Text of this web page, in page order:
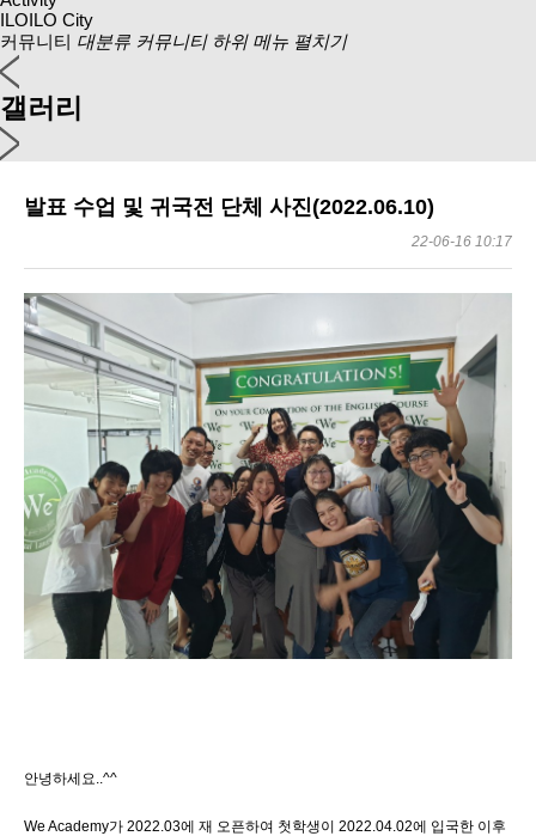
ILOILO City
커뮤니티 대분류 커뮤니티 하위 메뉴 펼치기
갤러리
발표 수업 및 귀국전 단체 사진(2022.06.10)
22-06-16 10:17
안녕하세요..^^
We Academy가 2022.03에 재 오픈하여 첫학생이 2022.04.02에 입국한 이후